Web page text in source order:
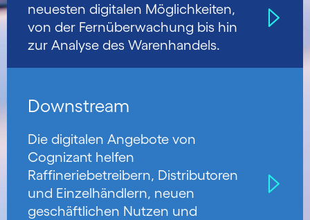
neuesten digitalen Möglichkeiten,
von der Fernüberwachung bis hin
zur Analyse des Warenhandels.
Downstream
Die digitalen Angebote von
Cognizant helfen
Raffineriebetreibern, Distributoren
und Einzelhändlern, neuen
geschäftlichen Nutzen und